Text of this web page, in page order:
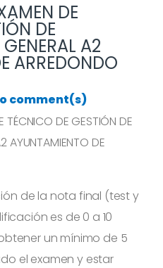
DE
DE
A2
ARREDONDO
comment(s)
es de 0 a 10
un mínimo de 5
el examen y estar